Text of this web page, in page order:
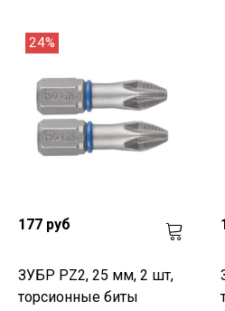
24%
177 руб
ЗУБР PZ2, 25 мм, 2 шт,
торсионные биты